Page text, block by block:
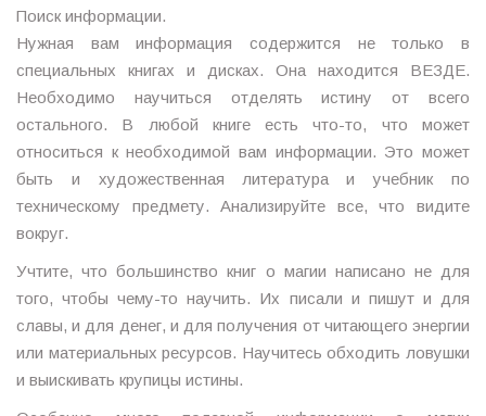
Поиск информации.
Нужная вам информация содержится не только в
специальных книгах и дисках. Она находится ВЕЗДЕ.
Необходимо научиться отделять истину от всего
остального. В любой книге есть что-то, что может
относиться к необходимой вам информации. Это может
быть и художественная литература и учебник по
техническому предмету. Анализируйте все, что видите
вокруг.
Учтите, что большинство книг о магии написано не для
того, чтобы чему-то научить. Их писали и пишут и для
славы, и для денег, и для получения от читающего энергии
или материальных ресурсов. Научитесь обходить ловушки
и выискивать крупицы истины.